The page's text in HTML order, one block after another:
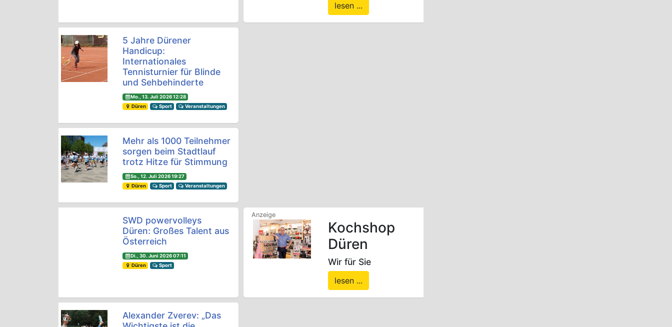
lesen ...
5 Jahre Dürener
Handicup:
Internationales
Tennisturnier für Blinde
und Sehbehinderte
Mo., 13. Juli 2026 12:28
Düren
Sport Veranstaltungen
Mehr als 1000 Teilnehmer
sorgen beim Stadtlauf
trotz Hitze für Stimmung
So., 12. Juli 2026 19:27
Düren
Sport Veranstaltungen
SWD powervolleys
Düren: Großes Talent aus
Österreich
Di., 30. Juni 2026 07:11
Düren
Sport
Kochshop
Düren
Wir für Sie
lesen ...
Alexander Zverev: „Das